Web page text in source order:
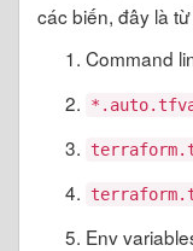
các biến, đây là
Command
Env